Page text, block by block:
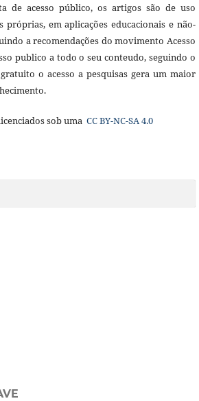
de acesso público, os artigos são de uso
em aplicações educacionais e não-
a recomendações do movimento Acesso
publico a todo o seu conteudo, seguindo o
o acesso a pesquisas gera um maior
sob uma CC BY-NC-SA 4.0